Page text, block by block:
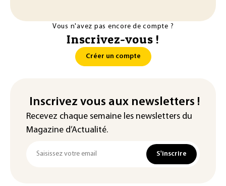
Vous n'avez pas encore de compte ?
Inscrivez-vous !
Créer un compte
Inscrivez vous aux newsletters !
Recevez chaque semaine les newsletters du
Magazine d’Actualité.
S'inscrire